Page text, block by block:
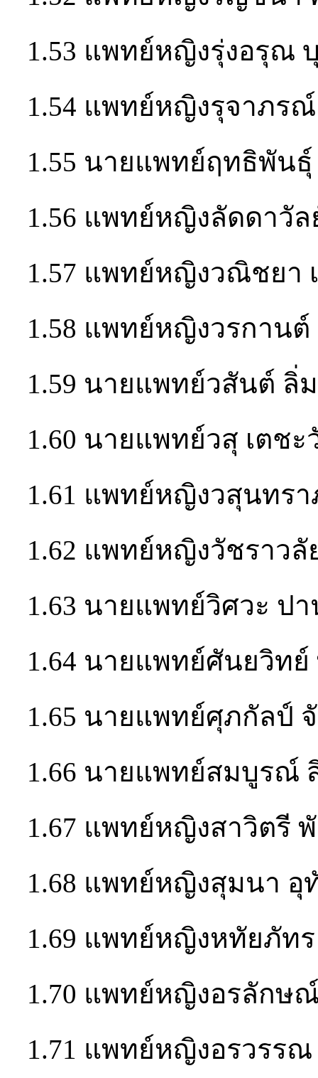
1.53 แพทย์หญิงรุ่งอรุณ
1.54 แพทย์หญิงรุจาภร
1.55 นายแพทย์ฤทธิพัน
1.56 แพทย์หญิงลัดดาวั
1.57 แพทย์หญิงวณิชยา
1.58 แพทย์หญิงวรกาน
1.59 นายแพทย์วสันต์ ลิ่
1.60 นายแพทย์วสุ เตช
1.61 แพทย์หญิงวสุนทร
1.62 แพทย์หญิงวัชราว
1.63 นายแพทย์วิศวะ ป
1.64 นายแพทย์ศันยวิทย์
1.65 นายแพทย์ศุภกัลป์
1.66 นายแพทย์สมบูรณ์
1.67 แพทย์หญิงสาวิตรี
1.68 แพทย์หญิงสุมนา อุ
1.69 แพทย์หญิงหทัยภัท
1.70 แพทย์หญิงอรลักษ
1.71 แพทย์หญิงอรวรร